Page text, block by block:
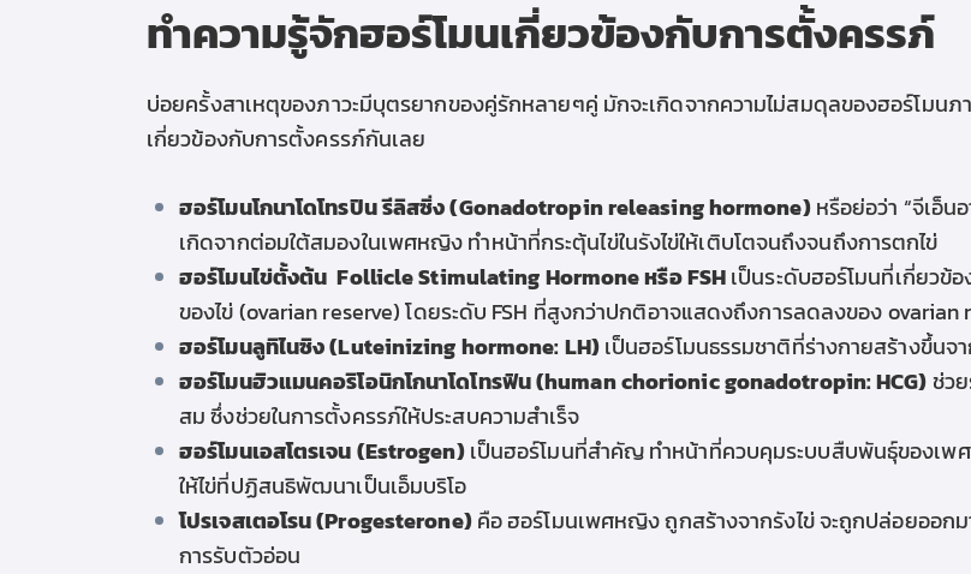
ทำความรู้จักฮอร์โมนเกี่ยวข้องกับการตั้งครรภ์
บ่อยครั้งสาเหตุของภาวะมีบุตรยากของคู่รักหลายๆคู่ มักจะเกิดจากความไม่สมดุลของฮอร์โมนภ
เกี่ยวข้องกับการตั้งครรภ์กันเลย
ฮอร์โมนโกนาโดโทรปิน รีลิสซิ่ง (Gonadotropin releasing hormone)หรือย่อว่า “จีเอ็น
เกิดจากต่อมใต้สมองในเพศหญิง ทำหน้าที่กระตุ้นไข่ในรังไข่ให้เติบโตจนถึงจนถึงการตกไข่
ฮอร์โมนไข่ตั้งต้นFollicle Stimulating Hormone หรือ FSHเป็นระดับฮอร์โมนที่เกี่ยวข้
ของไข่ (ovarian reserve) โดยระดับ FSH ที่สูงกว่าปกติอาจแสดงถึงการลดลงของ
ฮอร์โมนลูทิไนซิง (Luteinizing hormone: LH)เป็นฮอร์โมนธรรมชาติที่ร่างกายสร้างขึ้นจ
ฮอร์โมนฮิวแมนคอริโอนิกโกนาโดโทรฟิน (human chorionic gonadotropin: HCG)ช่ว
สม ซึ่งช่วยในการตั้งครรภ์ให้ประสบความสำเร็จ
ฮอร์โมนเอสโตรเจน (Estrogen)เป็นฮอร์โมนที่สำคัญ ทำหน้าที่ควบคุมระบบสืบพันธุ์ของเ
ให้ไข่ที่ปฏิสนธิพัฒนาเป็นเอ็มบริโอ
โปรเจสเตอโรน (Progesterone)คือ ฮอร์โมนเพศหญิง ถูกสร้างจากรังไข่จะถูกปล่อยออก
การรับตัวอ่อน